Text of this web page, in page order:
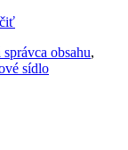
obsahu,
sídlo